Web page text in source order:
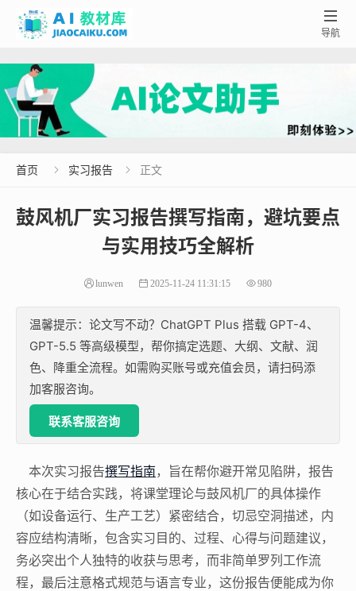

导航
首页  实习报告  正文
鼓风机厂实习报告撰写指南，避坑要点
与实用技巧全解析
lunwen 2025-11-24 11:31:15 980
温馨提示：论文写不动？ChatGPT Plus 搭载 GPT-4、
GPT-5.5 等高级模型，帮你搞定选题、大纲、文献、润
色、降重全流程。如需购买账号或充值会员，请扫码添
加客服咨询。
联系客服咨询
本次实习报告撰写指南，旨在帮你避开常见陷阱，报告
核心在于结合实践，将课堂理论与鼓风机厂的具体操作
（如设备运行、生产工艺）紧密结合，切忌空洞描述，内
容应结构清晰，包含实习目的、过程、心得与问题建议，
务必突出个人独特的收获与思考，而非简单罗列工作流
程，最后注意格式规范与语言专业，这份报告便能成为你